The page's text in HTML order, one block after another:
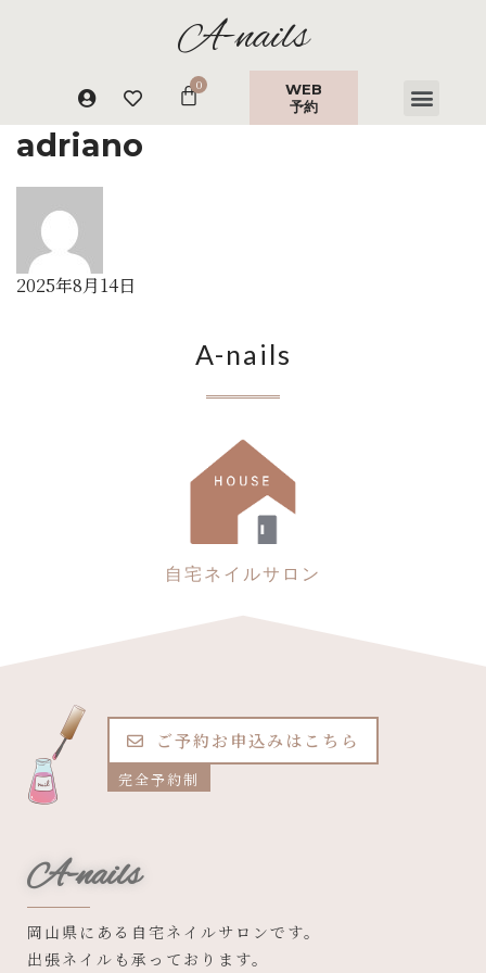
A-nails
WEB
予約
adriano
2025年8月14日
A-nails
自宅ネイルサロン
ご予約お申込みはこちら
完全予約制
A-nails
岡山県にある自宅ネイルサロンです。
出張ネイルも承っております。